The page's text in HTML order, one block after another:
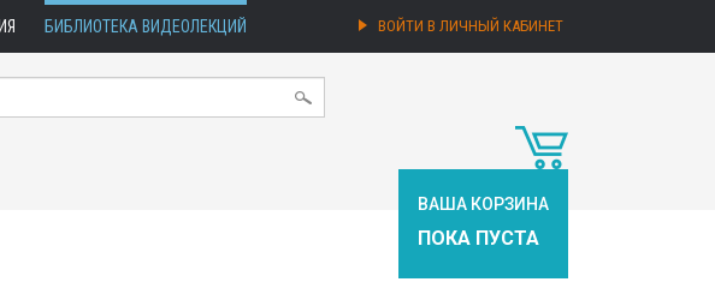
БИБЛИОТЕКА ВИДЕОЛЕКЦИЙ ВОЙТИ В ЛИЧНЫЙ КАБИНЕТ
ВАША КОРЗИНА
ПОКА ПУСТА